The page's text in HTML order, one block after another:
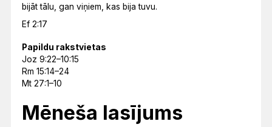
bijāt tālu, gan viņiem, kas bija tuvu.
Ef 2:17
Papildu rakstvietas
Joz 9:22–10:15
Rm 15:14–24
Mt 27:1–10
Mēneša lasījums